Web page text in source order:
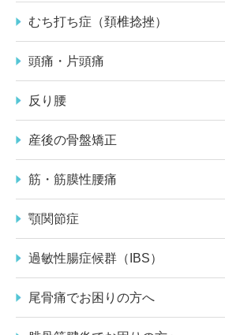
むち打ち症（頚椎捻挫）
頭痛・片頭痛
反り腰
産後の骨盤矯正
筋・筋膜性腰痛
顎関節症
過敏性腸症候群（IBS）
尾骨痛でお困りの方へ